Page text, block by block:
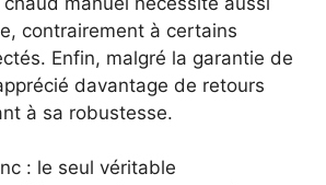
contrairement à certains
Enfin, malgré la garantie de
davantage de retours
à sa robustesse.
: le seul véritable